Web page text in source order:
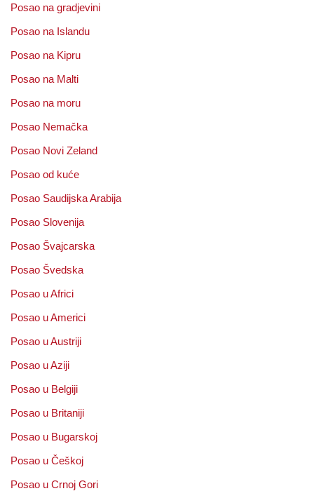
Posao na gradjevini
Posao na Islandu
Posao na Kipru
Posao na Malti
Posao na moru
Posao Nemačka
Posao Novi Zeland
Posao od kuće
Posao Saudijska Arabija
Posao Slovenija
Posao Švajcarska
Posao Švedska
Posao u Africi
Posao u Americi
Posao u Austriji
Posao u Aziji
Posao u Belgiji
Posao u Britaniji
Posao u Bugarskoj
Posao u Češkoj
Posao u Crnoj Gori